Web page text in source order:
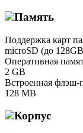
Память
Поддержка карт
microSD (до
Оперативная
2 GB
Встроенная флэш-
128 MB
Корпус